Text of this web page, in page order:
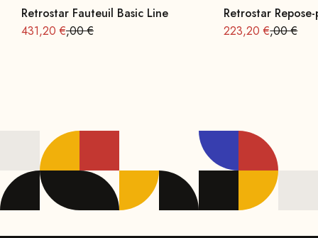
Retrostar Fauteuil Basic Line
Offre à partir de
431,20 €Prix normal : 539
,00 €
Retrostar
Offre à partir de
223,20 €Prix
,00 €